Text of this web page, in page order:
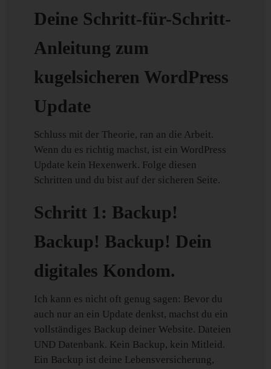
Deine Schritt-für-Schritt-
Anleitung zum
kugelsicheren WordPress
Update
Schluss mit der Theorie, ran an die Arbeit.
Wenn du es richtig machst, ist ein WordPress
Update kein Hexenwerk. Folge diesen
Schritten und du bist auf der sicheren Seite.
Schritt 1: Backup!
Backup! Backup! Dein
digitales Kondom.
Ich kann es nicht oft genug sagen: Bevor du
auch nur an ein Update denkst, machst du ein
vollständiges Backup deiner Website. Dateien
UND Datenbank. Kein Backup, kein Mitleid.
Ein Backup ist deine Lebensversicherung,